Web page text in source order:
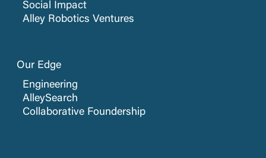
Social Impact
Alley Robotics Ventures
Our Edge
Engineering
AlleySearch
Collaborative Foundership